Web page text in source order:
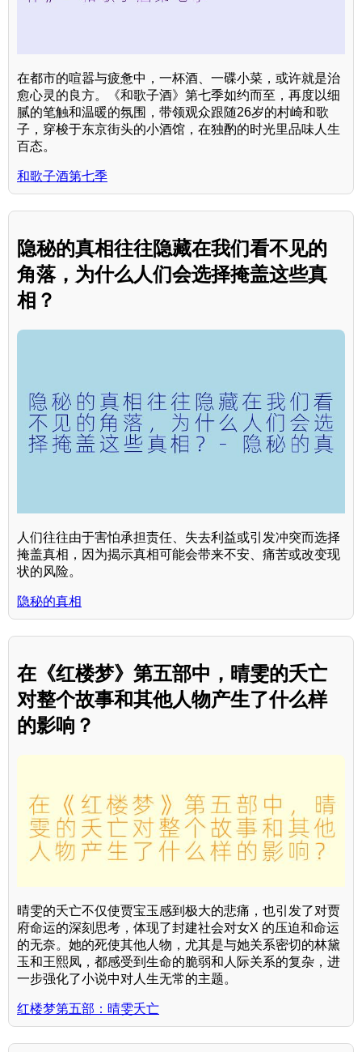
在都市的喧嚣与疲惫中，一杯酒、一碟小菜，或许就是治
愈心灵的良方。《和歌子酒》第七季如约而至，再度以细
腻的笔触和温暖的氛围，带领观众跟随26岁的村崎和歌
子，穿梭于东京街头的小酒馆，在独酌的时光里品味人生
百态。
和歌子酒第七季
隐秘的真相往往隐藏在我们看不见的
角落，为什么人们会选择掩盖这些真
相？
人们往往由于害怕承担责任、失去利益或引发冲突而选择
掩盖真相，因为揭示真相可能会带来不安、痛苦或改变现
状的风险。
隐秘的真相
在《红楼梦》第五部中，晴雯的夭亡
对整个故事和其他人物产生了什么样
的影响？
晴雯的夭亡不仅使贾宝玉感到极大的悲痛，也引发了对贾
府命运的深刻思考，体现了封建社会对女X 的压迫和命运
的无奈。她的死使其他人物，尤其是与她关系密切的林黛
玉和王熙凤，都感受到生命的脆弱和人际关系的复杂，进
一步强化了小说中对人生无常的主题。
红楼梦第五部：晴雯夭亡